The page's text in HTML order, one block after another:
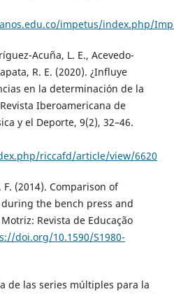
impetus/index.php/
Acuña, L. E., Acevedo-
R. E. (2020). ¿Influye
en la determinación de la
Iberoamericana de
y el Deporte, 9(2), 32–46.
riccafd/article/view/6620
F. (2014). Comparison of
the bench press and
Revista de Educação
doi.org/10.1590/S1980-
de las series múltiples para la